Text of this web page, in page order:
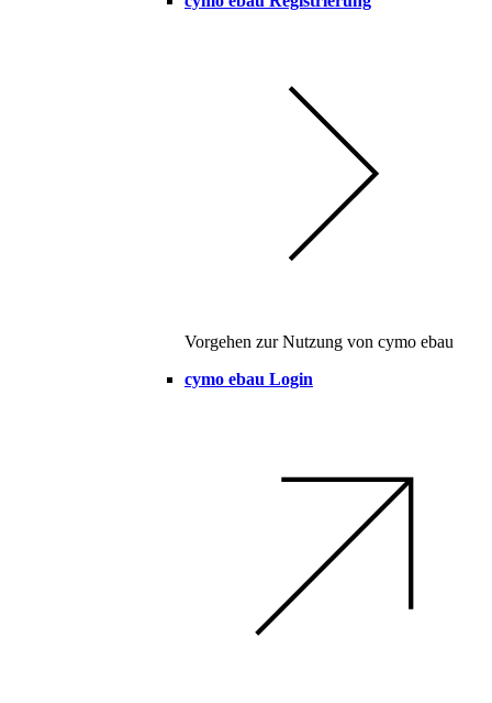
Vorgehen zur Nutzung von cymo ebau
cymo ebau Login